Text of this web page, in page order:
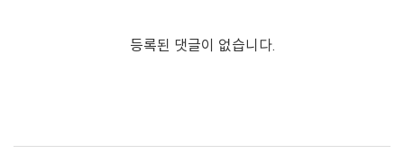
등록된 댓글이 없습니다.